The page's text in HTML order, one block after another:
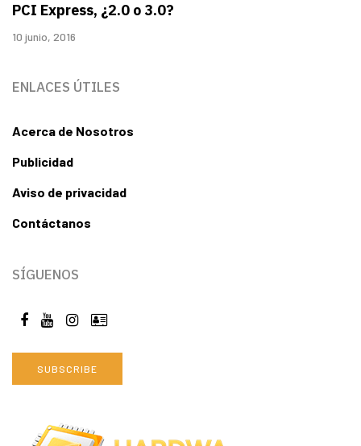
PCI Express, ¿2.0 o 3.0?
10 junio, 2016
ENLACES ÚTILES
Acerca de Nosotros
Publicidad
Aviso de privacidad
Contáctanos
SÍGUENOS
SUBSCRIBE